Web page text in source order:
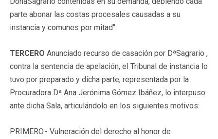
parte abonar las costas procesales causadas a su
instancia y comunes por mitad".
TERCERO Anunciado recurso de casación por DªSagrario ,
contra la sentencia de apelación, el Tribunal de instancia lo
tuvo por preparado y dicha parte, representada por la
Procuradora Dª Ana Jerónima Gómez Ibáñez, lo interpuso
ante dicha Sala, articulándolo en los siguientes motivos:
PRIMERO.- Vulneración del derecho al honor de